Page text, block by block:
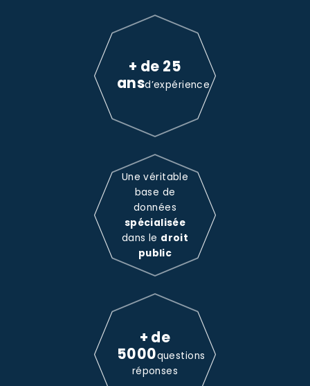
+ de 25
ansd’expérience
Une véritable
base de
données
spécialisée
dans le droit
public
+ de
5000questions
réponses